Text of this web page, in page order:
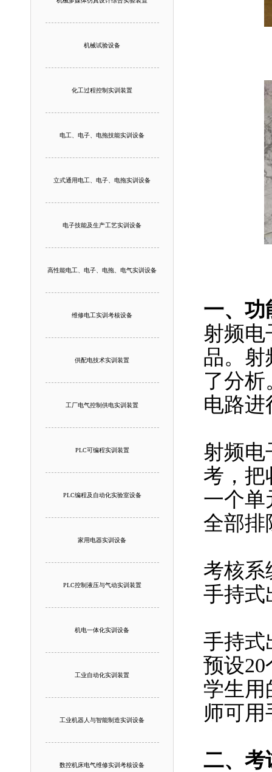
机械试验设备
化工过程控制实训装置
电工、电子、电拖技能实训设备
立式通用电工、电子、电拖实训设备
电子技能及生产工艺实训设备
高性能电工、电子、电拖、电气实训设备
维修电工实训考核设备
供配电技术实训装置
工厂电气控制供电实训装置
PLC可编程实训装置
PLC编程及自动化实验室设备
家用电器实训设备
PLC控制液压与气动实训装置
机电一体化实训设备
工业自动化实训装置
工业机器人与智能制造实训设备
数控机床电气维修实训考核设备
一、功
射频电
品。射
了分
电路进
射频电
考，把
一个单
全部排
考核系
手持式
手持式
预设
学生用
师可
二、考